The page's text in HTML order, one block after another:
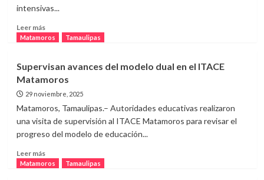
horas
compatible
con
y
bienestar
laboral
intensivas...
Leer másLeer
más
emergente
avanza
con
nuevos
tramos
atendidos
en
calle
Matamoros
Matamoros Tamaulipas
Supervisan avances del modelo dual en el ITACE
Matamoros
29 noviembre, 2025
Matamoros, Tamaulipas.– Autoridades educativas realizaron
una visita de supervisión al ITACE Matamoros para revisar el
progreso del modelo de educación...
Leer másLeer
más
Matamoros Tamaulipas